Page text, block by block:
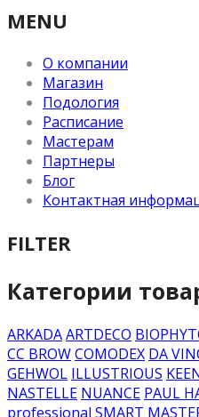
MENU
О компании
Магазин
Подология
Расписание
Мастерам
Партнеры
Блог
Контактная
FILTER
Категории
ARKADAARTDECO
CC BROWCOMODEX DA
GEHWOL ILLUSTRIOUS
NASTELLE NUANCE PAUL
professional SMART